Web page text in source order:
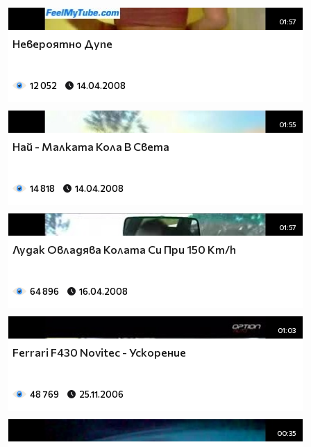
01:57
Невероятно Дупе
12 052 14.04.2008
01:55
Най - Малката Кола В Света
14 818 14.04.2008
01:57
Лудак Овладява Колата Си При 150 Km/h
64 896 16.04.2008
01:03
Ferrari F430 Novitec - Ускорение
48 769 25.11.2006
00:35